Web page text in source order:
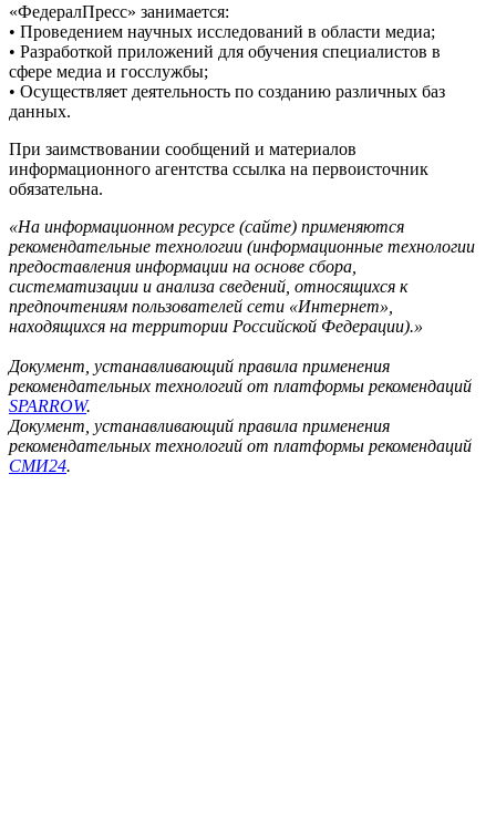
«ФедералПресс» занимается:
• Проведением научных исследований в области медиа;
• Разработкой приложений для обучения специалистов в
сфере медиа и госслужбы;
• Осуществляет деятельность по созданию различных баз
данных.
При заимствовании сообщений и материалов
информационного агентства ссылка на первоисточник
обязательна.
«На информационном ресурсе (сайте) применяются
рекомендательные технологии (информационные технологии
предоставления информации на основе сбора,
систематизации и анализа сведений, относящихся к
предпочтениям пользователей сети «Интернет»,
находящихся на территории Российской Федерации).»
Документ, устанавливающий правила применения
рекомендательных технологий от платформы рекомендаций
SPARROW.
Документ, устанавливающий правила применения
рекомендательных технологий от платформы рекомендаций
СМИ24.